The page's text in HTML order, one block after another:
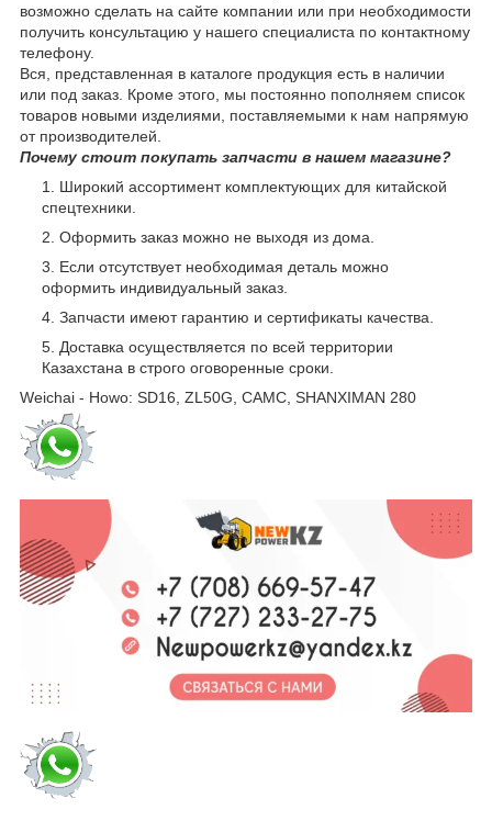
возможно сделать на сайте компании или при необходимости
получить консультацию у нашего специалиста по контактному
телефону.
Вся, представленная в каталоге продукция есть в наличии
или под заказ. Кроме этого, мы постоянно пополняем список
товаров новыми изделиями, поставляемыми к нам напрямую
от производителей.
Почему стоит покупать запчасти в нашем магазине?
Широкий ассортимент комплектующих для китайской
спецтехники.
Оформить заказ можно не выходя из дома.
Если отсутствует необходимая деталь можно
оформить индивидуальный заказ.
Запчасти имеют гарантию и сертификаты качества.
Доставка осуществляется по всей территории
Казахстана в строго оговоренные сроки.
Weichai - Howo: SD16, ZL50G, CAMC, SHANXIMAN 280